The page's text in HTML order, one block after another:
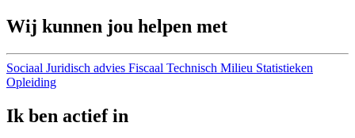
Wij kunnen jou helpen met
Sociaal Juridisch advies Fiscaal Technisch Milieu Statistieken
Opleiding
Ik ben actief in